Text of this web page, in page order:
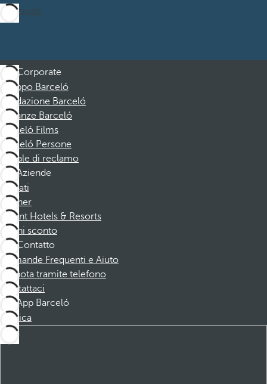
Iscrizione
Corporate
Gruppo Barceló
Fondazione Barceló
Vacanze Barceló
Barceló Films
Barceló Persone
Canale di reclamo
Aziende
Affiliati
Partner
Dorint Hotels & Resorts
Buoni sconto
Contatto
Domande Frequenti e Aiuto
Prenota tramite telefono
Contattaci
App Barceló
Scarica